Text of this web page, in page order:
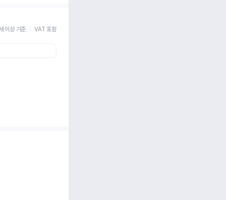
이상 기준 VAT 포함